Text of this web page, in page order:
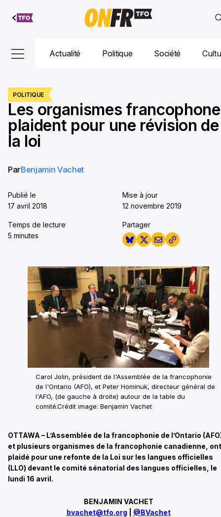
Aller au
contenu
Actualité Politique Société
POLITIQUE
Les organismes
plaident pour une révision de
la loi
ParBenjamin Vachet
Publié le
17 avril 2018
Mise à jour
12 novembre 2019
Temps de lecture
5 minutes
Partager
Carol Jolin, président de l'Assemblée de la francophonie
de l'Ontario (AFO), et Peter Hominuk, directeur général de
l'AFO, (de gauche à droite) autour de la table du
comité.Crédit image: Benjamin Vachet
OTTAWA – L’Assemblée de la francophonie de l’Ontario
et plusieurs organismes de la francophonie canadienne, ont
plaidé pour une refonte de la Loi sur les langues officielles
(LLO) devant le comité sénatorial des langues officielles, le
lundi 16 avril.
BENJAMIN VACHET
bvachet@tfo.org
@BVachet